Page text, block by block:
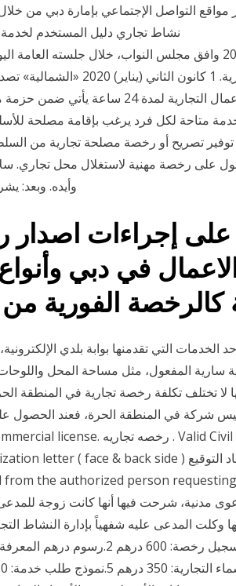
مواقع التواصل الإجتماعي بإمارة دبي من
نشاط تجاري دليل المستخدم لخدمة
تنظيم السماح بمزاولة الأعمال
رخصة مهنية لاستغلال محل تجاري. سلام
إجراءات اصدار
في دبي
الخدمات التي تقدمنها بوابة بلدي
سارية المفعول، مثل مساحة المحل
لا تختلف تكلفة رخصة تجارية في
شركة في المنطقة الحرة، فعند الحصول
from the authorized person